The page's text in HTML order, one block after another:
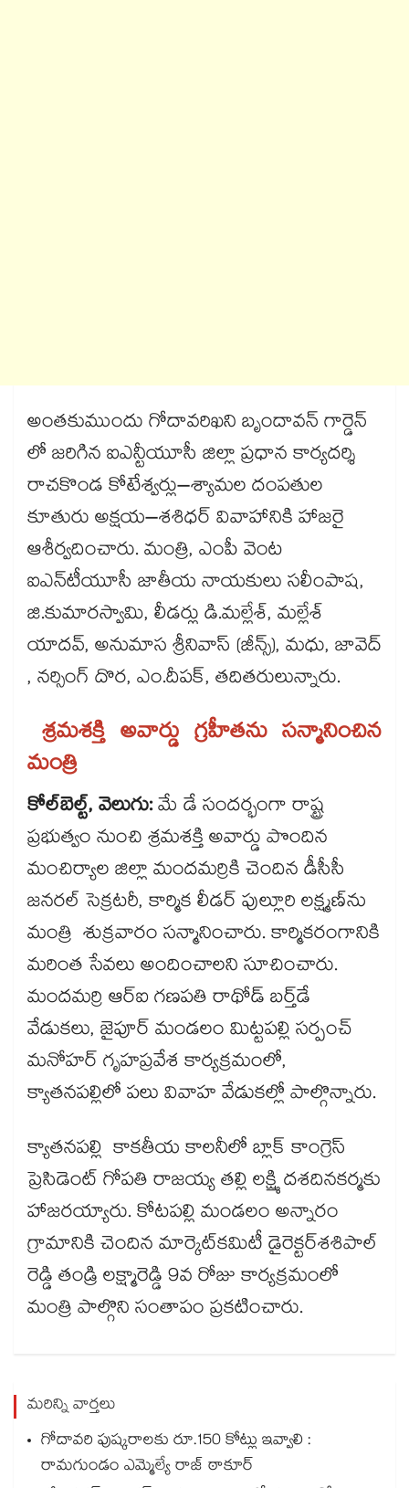
అంతకుముందు గోదావరిఖని బృందావన్​ గార్డెన్​
లో జరిగిన ఐఎన్టీయూసీ జిల్లా ప్రధాన కార్యదర్శి
రాచకొండ కోటేశ్వర్లు–శ్యామల దంపతుల
కూతురు అక్షయ–శశిధర్​ వివాహానికి హాజరై
ఆశీర్వదించారు. మంత్రి, ఎంపీ వెంట
ఐఎన్‌‌‌‌టీయూసీ జాతీయ నాయకులు సలీంపాష,
జి.కుమారస్వామి, లీడర్లు డి.మల్లేశ్‌‌‌‌, మల్లేశ్‌‌‌‌
యాదవ్‌‌‌‌, అనుమాస శ్రీనివాస్​ (జీన్స్), మధు, జావెద్​
, నర్సింగ్​ దొర, ఎం.దీపక్, తదితరులున్నారు.
శ్రమశక్తి అవార్డు గ్రహీతను సన్మానించిన
మంత్రి
కోల్​బెల్ట్, వెలుగు:మే డే సందర్భంగా రాష్ట్ర
ప్రభుత్వం నుంచి శ్రమశక్తి అవార్డు పొందిన
మంచిర్యాల జిల్లా మందమర్రికి చెందిన డీసీసీ
జనరల్​ సెక్రటరీ, కార్మిక లీడర్ పుల్లూరి లక్ష్మణ్​ను
మంత్రి శుక్రవారం సన్మానించారు. కార్మికరంగానికి
మరింత సేవలు అందించాలని సూచించారు.
మందమర్రి ఆర్​ఐ గణపతి రాథోడ్ ​బర్త్​డే
వేడుకలు, జైపూర్ మండలం మిట్టపల్లి సర్పంచ్
మనోహర్ గృహప్రవేశ కార్యక్రమంలో,
క్యాతనపల్లిలో పలు వివాహ వేడుకల్లో పాల్గొన్నారు.
క్యాతనపల్లి కాకతీయ కాలనీలో బ్లాక్​ కాంగ్రెస్ ​
ప్రెసిడెంట్ గోపతి రాజయ్య తల్లి లక్ష్మి దశదినకర్మకు
హాజరయ్యారు. కోటపల్లి మండలం అన్నారం
గ్రామానికి చెందిన మార్కెట్​కమిటీ డైరెక్టర్​శశిపాల్​
రెడ్డి తండ్రి లక్ష్మారెడ్డి 9వ రోజు కార్యక్రమంలో
మంత్రి పాల్గొని సంతాపం ప్రకటించారు.
మరిన్ని వార్తలు
గోదావరి పుష్కరాలకు రూ.150 కోట్లు ఇవ్వాలి :
రామగుండం ఎమ్మెల్యే రాజ్ ఠాకూర్